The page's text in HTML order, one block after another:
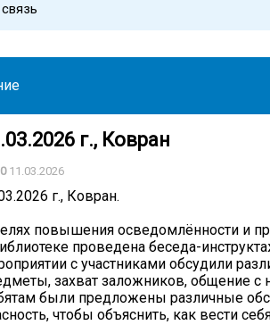
г., Ковран
11.03.2026
г., Ковран.
повышения осведомлённости и
проведена беседа-
с участниками обсудили
захват заложников, общение
были предложены различные
чтобы объяснить, как вести